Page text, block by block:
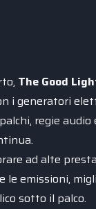
The Good
i generatori
regie
ad alte
e le emissioni,
sotto il palco.